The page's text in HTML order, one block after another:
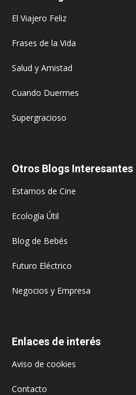
El Viajero Feliz
Frases de la Vida
Salud y Amistad
Cuando Duermes
Supergracioso
Otros Blogs Interesantes
Estamos de Cine
Ecología Útil
Blog de Bebés
Futuro Eléctrico
Negocios y Empresa
Enlaces de interés
Aviso de cookies
Contacto